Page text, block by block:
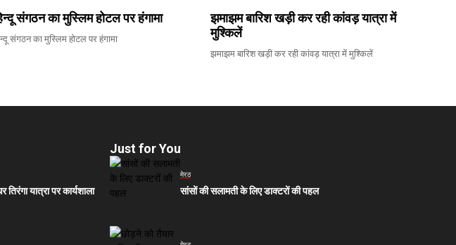
संगठन का मुस्लिम होटल पर हंगामा
संगठन का मुस्लिम होटल पर हंगामा
झमाझम बारिश खड़ी कर रही कांवड़ यात्रा में
मुश्किलें
झमाझम बारिश खड़ी कर रही कांवड़ यात्रा में मुश्किलें
यात्रा पर कार्यशाला
Just for You
मेरठ
सांसों की सलामती के लिए डाक्टरों की पहल